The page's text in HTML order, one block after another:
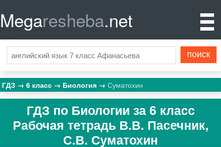
Megaresheba.net
ГДЗ 6 класс Биология Суматохин
ГДЗ по Биологии за 6 класс
Рабочая тетрадь В.В. Пасечник,
С.В. Суматохин